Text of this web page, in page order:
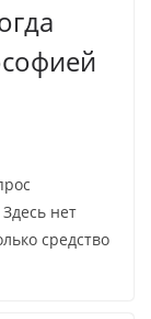
нет
средство